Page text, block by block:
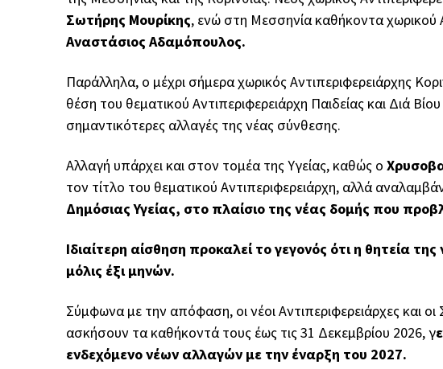
Σωτήρης Μουρίκης, ενώ στη Μεσσηνία καθήκοντα χωρικού
Αναστάσιος Αδαμόπουλος.
Παράλληλα, ο μέχρι σήμερα χωρικός Αντιπεριφερειάρχης
θέση του θεματικού Αντιπεριφερειάρχη Παιδείας και Διά
σημαντικότερες αλλαγές της νέας σύνθεσης.
Αλλαγή υπάρχει και στον τομέα της Υγείας, καθώς ο
τον τίτλο του θεματικού Αντιπεριφερειάρχη, αλλά
Δημόσιας Υγείας, στο πλαίσιο της νέας δομής που
Ιδιαίτερη αίσθηση προκαλεί το γεγονός ότι η θητεία
μόλις έξι μηνών.
Σύμφωνα με την απόφαση, οι νέοι Αντιπεριφερειάρχες και
ασκήσουν τα καθήκοντά τους έως τις 31 Δεκεμβρίου 2026, γ
ενδεχόμενο νέων αλλαγών με την έναρξη του 2027.